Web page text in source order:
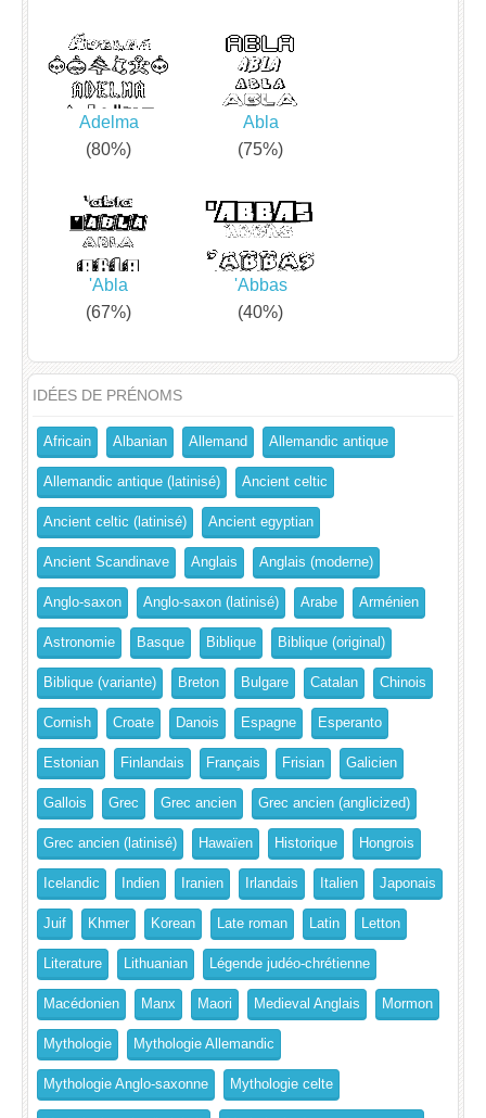
Adelma
(80%)
Abla
(75%)
'Abla
(67%)
'Abbas
(40%)
IDÉES DE PRÉNOMS
Africain Albanian Allemand Allemandic antique
Allemandic antique (latinisé) Ancient celtic
Ancient celtic (latinisé) Ancient egyptian
Ancient Scandinave Anglais Anglais (moderne)
Anglo-saxon Anglo-saxon (latinisé) Arabe Arménien
Astronomie Basque Biblique Biblique (original)
Biblique (variante) Breton Bulgare Catalan Chinois
Cornish Croate Danois Espagne Esperanto
Estonian Finlandais Français Frisian Galicien
Gallois Grec Grec ancien Grec ancien (anglicized)
Grec ancien (latinisé) Hawaïen Historique Hongrois
Icelandic Indien Iranien Irlandais Italien Japonais
Juif Khmer Korean Late roman Latin Letton
Literature Lithuanian Légende judéo-chrétienne
Macédonien Manx Maori Medieval Anglais Mormon
Mythologie Mythologie Allemandic
Mythologie Anglo-saxonne Mythologie celte